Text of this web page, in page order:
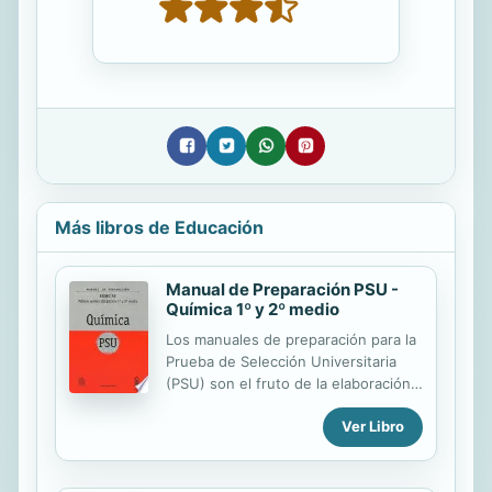
Más libros de Educación
Manual de Preparación PSU -
Química 1º y 2º medio
Los manuales de preparación para la
Prueba de Selección Universitaria
(PSU) son el fruto de la elaboración
de un equipo docente de la Pontificia
Universidad Católica de Chile que ha
trabajado en coordinación desde
Ver Libro